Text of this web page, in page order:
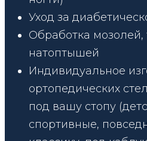
Уход за
Обработка
натоптышей
Индивидуальное
ортопедических
под вашу стопу
спортивные,